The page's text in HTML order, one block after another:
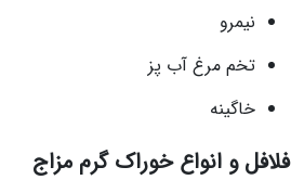
نیمرو
تخم مرغ آب پز
خاگینه
فلافل و انواع خوراک گرم مزاج